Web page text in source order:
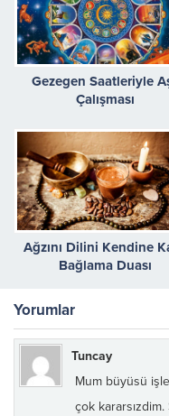
Gezegen Saatleriyle
Çalışması
Ağzını Dilini Kendine
Bağlama Duası
Yorumlar
Tuncay
Mum büyüsü
çok